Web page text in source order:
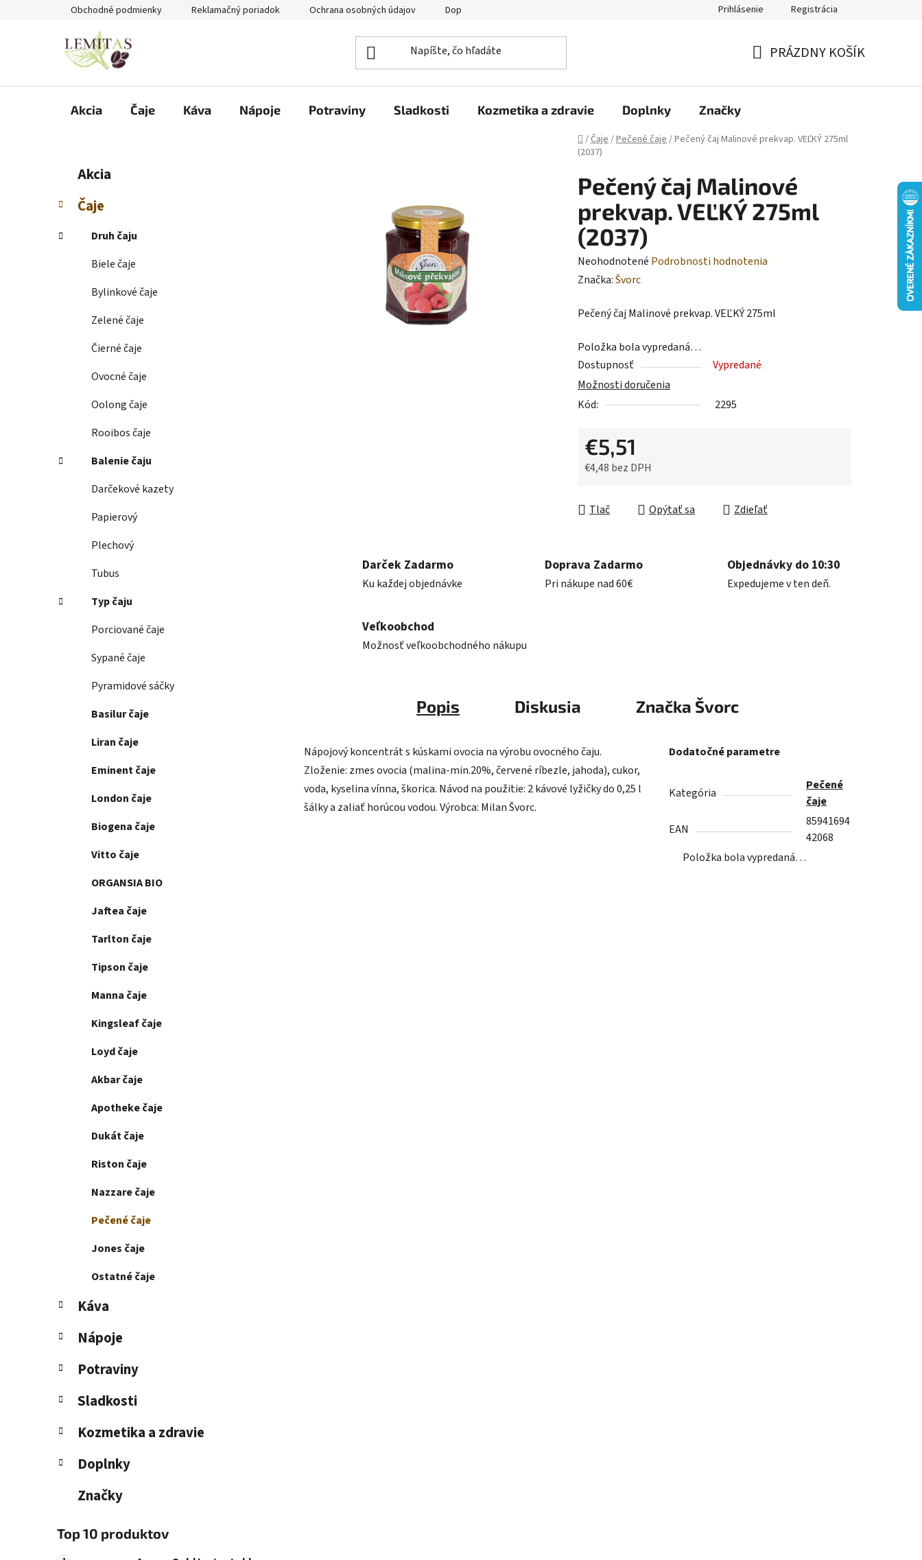
Obchodné podmienky Reklamačný poriadok Ochrana osobných údajov Doprava a platba Prihlásenie Registrácia
PRÁZDNY KOŠÍK
Akcia Čaje Káva Nápoje Potraviny Sladkosti Kozmetika a zdravie Doplnky Značky
Domov
/Čaje/Pečené čaje/Pečený čaj Malinové prekvap. VEĽKÝ 275ml
(2037)
č
ý
Preskočiť
kategórie
t
e
ó
Akcia
Čaje
Druh čaju
Biele čaje
Bylinkové čaje
Zelené čaje
Čierné čaje
Ovocné čaje
Oolong čaje
Rooibos čaje
Balenie čaju
Darčekové kazety
Papierový
Plechový
Tubus
Typ čaju
Porciované čaje
Sypané čaje
Pyramidové sáčky
Basilur čaje
Liran čaje
Eminent čaje
London čaje
Biogena čaje
Vitto čaje
ORGANSIA BIO
Jaftea čaje
Tarlton čaje
Tipson čaje
Manna čaje
Kingsleaf čaje
Loyd čaje
Akbar čaje
Apotheke čaje
Dukát čaje
Riston čaje
Nazzare čaje
Pečené čaje
Jones čaje
Ostatné čaje
Káva
Nápoje
Potraviny
Sladkosti
Kozmetika a zdravie
Doplnky
Značky
Top 10 produktov
Pečený čaj Malinové
prekvap. VEĽKÝ 275ml
(2037)
Priemerné
hodnotenie
je
z
5
hviezdičiek.
Neohodnotené Podrobnosti hodnotenia
Značka:Švorc
Pečený čaj Malinové prekvap. VEĽKÝ 275ml
Položka bola vypredaná…
Dostupnosť
Vypredané
Možnosti doručenia
Kód:
2295
€5,51
€4,48 bez DPH
Tlač
Opýtať sa Zdieľať
Darček Zadarmo
Ku každej objednávke
Doprava Zadarmo
Pri nákupe nad 60€
Objednávky do 10:30
Expedujeme v ten deň.
Veľkoobchod
Možnosť veľkoobchodného nákupu
Popis Diskusia Značka Švorc
Nápojový koncentrát s kúskami ovocia na výrobu ovocného čaju.
Zloženie: zmes ovocia (malina-min.20%, červené ríbezle, jahoda), cukor,
voda, kyselina vínna, škorica. Návod na použitie: 2 kávové lyžičky do 0,25 l
šálky a zaliať horúcou vodou. Výrobca: Milan Švorc.
Dodatočné parametre
Kategória
Pečené
čaje
EAN
85941694
42068
Položka bola vypredaná…